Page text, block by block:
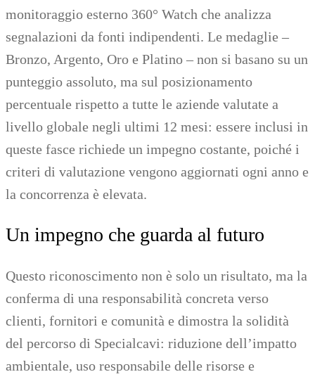
monitoraggio esterno 360° Watch che analizza
segnalazioni da fonti indipendenti. Le medaglie –
Bronzo, Argento, Oro e Platino – non si basano su un
punteggio assoluto, ma sul posizionamento
percentuale rispetto a tutte le aziende valutate a
livello globale negli ultimi 12 mesi: essere inclusi in
queste fasce richiede un impegno costante, poiché i
criteri di valutazione vengono aggiornati ogni anno e
la concorrenza è elevata.
Un impegno che guarda al futuro
Questo riconoscimento non è solo un risultato, ma la
conferma di una responsabilità concreta verso
clienti, fornitori e comunità e dimostra la solidità
del percorso di Specialcavi: riduzione dell’impatto
ambientale, uso responsabile delle risorse e